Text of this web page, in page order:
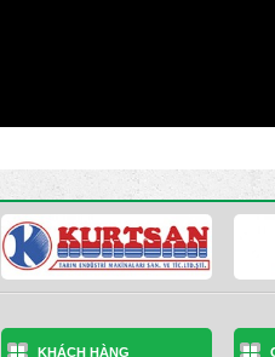
KHÁCH HÀNG